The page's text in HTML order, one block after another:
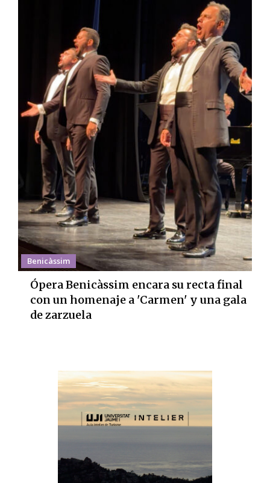
Benicàssim
Ópera Benicàssim encara su recta final
con un homenaje a 'Carmen' y una gala
de zarzuela